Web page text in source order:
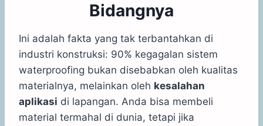
Bidangnya
Ini adalah fakta yang tak terbantahkan di
industri konstruksi: 90% kegagalan sistem
waterproofing bukan disebabkan oleh kualitas
materialnya, melainkan oleh kesalahan
aplikasi di lapangan. Anda bisa membeli
material termahal di dunia, tetapi jika